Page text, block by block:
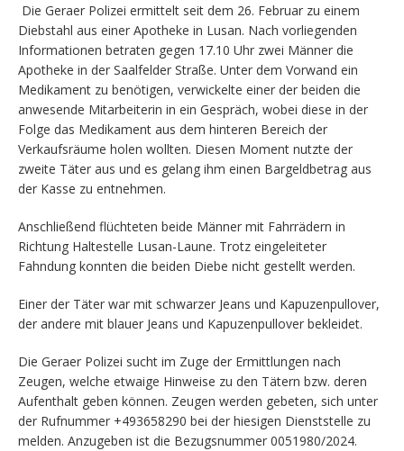
Die Geraer Polizei ermittelt seit dem 26. Februar zu einem
Diebstahl aus einer Apotheke in Lusan. Nach vorliegenden
Informationen betraten gegen 17.10 Uhr zwei Männer die
Apotheke in der Saalfelder Straße. Unter dem Vorwand ein
Medikament zu benötigen, verwickelte einer der beiden die
anwesende Mitarbeiterin in ein Gespräch, wobei diese in der
Folge das Medikament aus dem hinteren Bereich der
Verkaufsräume holen wollten. Diesen Moment nutzte der
zweite Täter aus und es gelang ihm einen Bargeldbetrag aus
der Kasse zu entnehmen.
Anschließend flüchteten beide Männer mit Fahrrädern in
Richtung Haltestelle Lusan-Laune. Trotz eingeleiteter
Fahndung konnten die beiden Diebe nicht gestellt werden.
Einer der Täter war mit schwarzer Jeans und Kapuzenpullover,
der andere mit blauer Jeans und Kapuzenpullover bekleidet.
Die Geraer Polizei sucht im Zuge der Ermittlungen nach
Zeugen, welche etwaige Hinweise zu den Tätern bzw. deren
Aufenthalt geben können. Zeugen werden gebeten, sich unter
der Rufnummer +493658290 bei der hiesigen Dienststelle zu
melden. Anzugeben ist die Bezugsnummer 0051980/2024.